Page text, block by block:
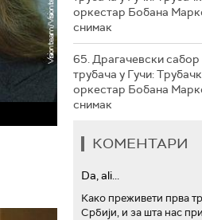
оркестар Бобана
снимак
65. Драгачевски сабор
трубача у Гучи:
оркестар Бобана
снимак
КОМЕНТАРИ
Da, ali...
Како преживети прва
Србији, и за шта нас